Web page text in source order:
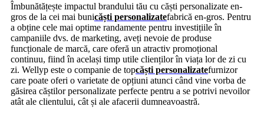
Îmbunătățește impactul brandului tău cu căști personalizate en-
gros de la cei mai bunicăști personalizatefabrică en-gros. Pentru
a obține cele mai optime randamente pentru investițiile în
campaniile dvs. de marketing, aveți nevoie de produse
funcționale de marcă, care oferă un atractiv promoțional
continuu, fiind în același timp utile clienților în viața lor de zi cu
zi. Wellyp este o companie de topcăști personalizatefurnizor
care poate oferi o varietate de opțiuni atunci când vine vorba de
găsirea căștilor personalizate perfecte pentru a se potrivi nevoilor
atât ale clientului, cât și ale afacerii dumneavoastră.